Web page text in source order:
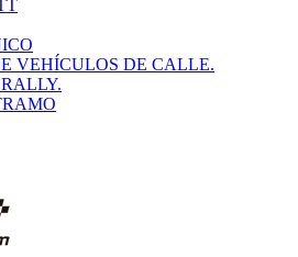
VEHÍCULOS DE CALLE.